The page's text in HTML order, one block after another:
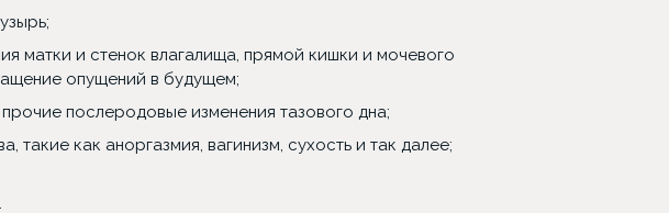
матки и стенок влагалища, прямой кишки и мочевого
опущений в будущем;
послеродовые изменения тазового дна;
такие как аноргазмия, вагинизм, сухость и так далее;